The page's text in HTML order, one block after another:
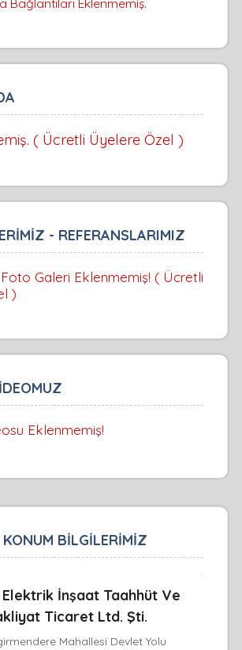
Bağlantıları Eklenmemiş.
( Ücretli Üyelere Özel )
- REFERANSLARIMIZ
Galeri Eklenmemiş! ( Ücretli
)
Eklenmemiş!
BİLGİLERİMİZ
İnşaat Taahhüt Ve
Ticaret Ltd. Şti.
Mahallesi Devlet Yolu